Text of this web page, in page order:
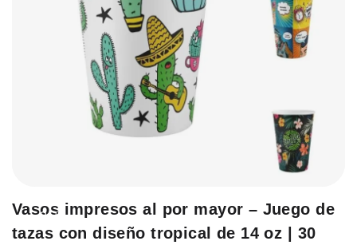
Saltar
principio
-35%
Vasos impresos al por mayor – Juego de
tazas con diseño tropical de 14 oz | 30